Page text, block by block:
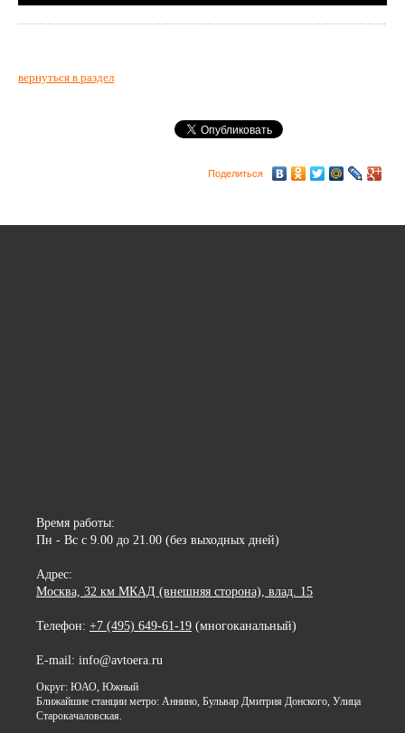
вернуться в раздел
Поделиться
Время работы:
Пн - Вс с 9.00 до 21.00 (без выходных дней)
Адрес:
Москва, 32 км МКАД (внешняя сторона), влад. 15
Телефон: +7 (495) 649-61-19 (многоканальный)
E-mail: info@avtoera.ru
Округ: ЮАО, Южный
Ближайшие станции метро: Аннино, Бульвар Дмитрия Донского, Улица
Старокачаловская.